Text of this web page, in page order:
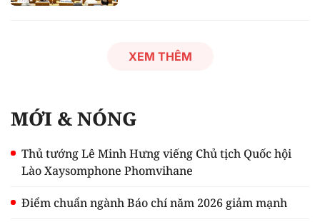
XEM THÊM
MỚI & NÓNG
Thủ tướng Lê Minh Hưng viếng Chủ tịch Quốc hội
Lào Xaysomphone Phomvihane
Điểm chuẩn ngành Báo chí năm 2026 giảm mạnh